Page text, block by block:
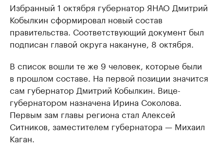
Избранный 1 октября губернатор ЯНАО Дмитрий
Кобылкин сформировал новый состав
правительства. Соответствующий документ был
подписан главой округа накануне, 8 октября.
В список вошли те же 9 человек, которые были
в прошлом составе. На первой позиции значится
сам губернатор Дмитрий Кобылкин. Вице-
губернатором назначена Ирина Соколова.
Первым зам главы региона стал Алексей
Ситников, заместителем губернатора — Михаил
Каган.